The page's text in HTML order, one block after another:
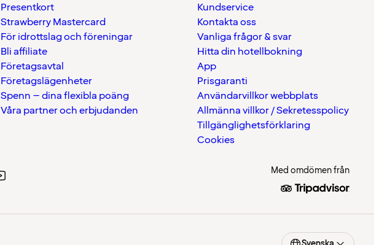
Presentkort
Strawberry Mastercard
För idrottslag och föreningar
Bli affiliate
Företagsavtal
Företagslägenheter
Spenn – dina flexibla poäng
Våra partner och erbjudanden
Kundservice
Kontakta oss
Vanliga frågor & svar
Hitta din hotellbokning
App
Prisgaranti
Användarvillkor webbplats
Allmänna villkor / Sekretesspolicy
Tillgänglighetsförklaring
Cookies
Med omdömen från